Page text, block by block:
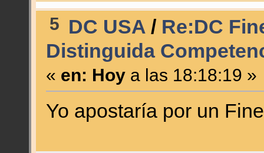
5 DC USA / Re:DC
Distinguida
« en: Hoya las 18:18:19 »
Yo apostaría por un